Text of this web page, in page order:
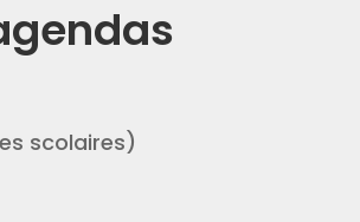
scolaires)